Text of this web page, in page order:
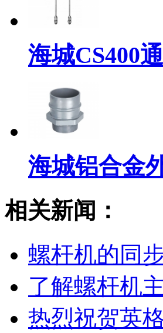
海城CS400
海城铝合金
相关新闻：
螺杆机的同
了解螺杆机
热烈祝贺英